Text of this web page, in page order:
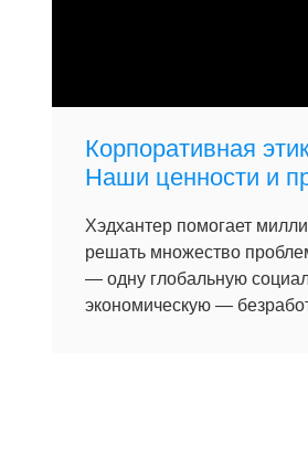
Корпоративная
Наши ценности и
Хэдхантер помогает
решать множество
— одну глобальную
экономическую —